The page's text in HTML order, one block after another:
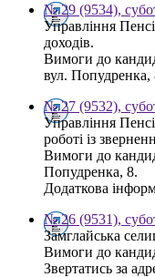
№ 29 (9534),
Управління
доходів.
Вимоги до
вул. Попудренка,
№ 27 (9532),
Управління
роботі із
Вимоги до
Попудренка, 8.
Додаткова
№ 26 (9531),
Замглайська
Вимоги до
Звертатись за